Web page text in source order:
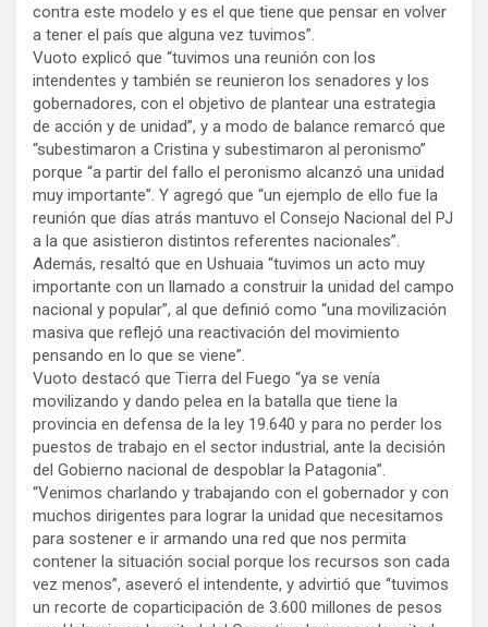
contra este modelo y es el que tiene que pensar en volver
a tener el país que alguna vez tuvimos”.
Vuoto explicó que “tuvimos una reunión con los
intendentes y también se reunieron los senadores y los
gobernadores, con el objetivo de plantear una estrategia
de acción y de unidad”, y a modo de balance remarcó que
“subestimaron a Cristina y subestimaron al peronismo”
porque “a partir del fallo el peronismo alcanzó una unidad
muy importante”. Y agregó que “un ejemplo de ello fue la
reunión que días atrás mantuvo el Consejo Nacional del PJ
a la que asistieron distintos referentes nacionales”.
Además, resaltó que en Ushuaia “tuvimos un acto muy
importante con un llamado a construir la unidad del campo
nacional y popular”, al que definió como “una movilización
masiva que reflejó una reactivación del movimiento
pensando en lo que se viene”.
Vuoto destacó que Tierra del Fuego “ya se venía
movilizando y dando pelea en la batalla que tiene la
provincia en defensa de la ley 19.640 y para no perder los
puestos de trabajo en el sector industrial, ante la decisión
del Gobierno nacional de despoblar la Patagonia”.
“Venimos charlando y trabajando con el gobernador y con
muchos dirigentes para lograr la unidad que necesitamos
para sostener e ir armando una red que nos permita
contener la situación social porque los recursos son cada
vez menos”, aseveró el intendente, y advirtió que “tuvimos
un recorte de coparticipación de 3.600 millones de pesos